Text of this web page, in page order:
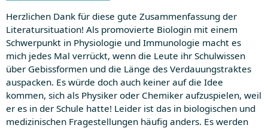
Herzlichen Dank für diese gute Zusammenfassung der
Literatursituation! Als promovierte Biologin mit einem
Schwerpunkt in Physiologie und Immunologie macht es
mich jedes Mal verrückt, wenn die Leute ihr Schulwissen
über Gebissformen und die Länge des Verdauungstraktes
auspacken. Es würde doch auch keiner auf die Idee
kommen, sich als Physiker oder Chemiker aufzuspielen, weil
er es in der Schule hatte! Leider ist das in biologischen und
medizinischen Fragestellungen häufig anders. Es werden